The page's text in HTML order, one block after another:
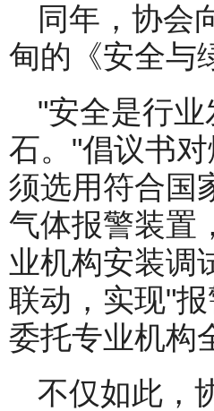
同年，协会
甸的《安全与
"安全是行
石。"倡议书
须选用符合国
气体报警装置
业机构安装调
联动，实现"
委托专业机构
不仅如此，